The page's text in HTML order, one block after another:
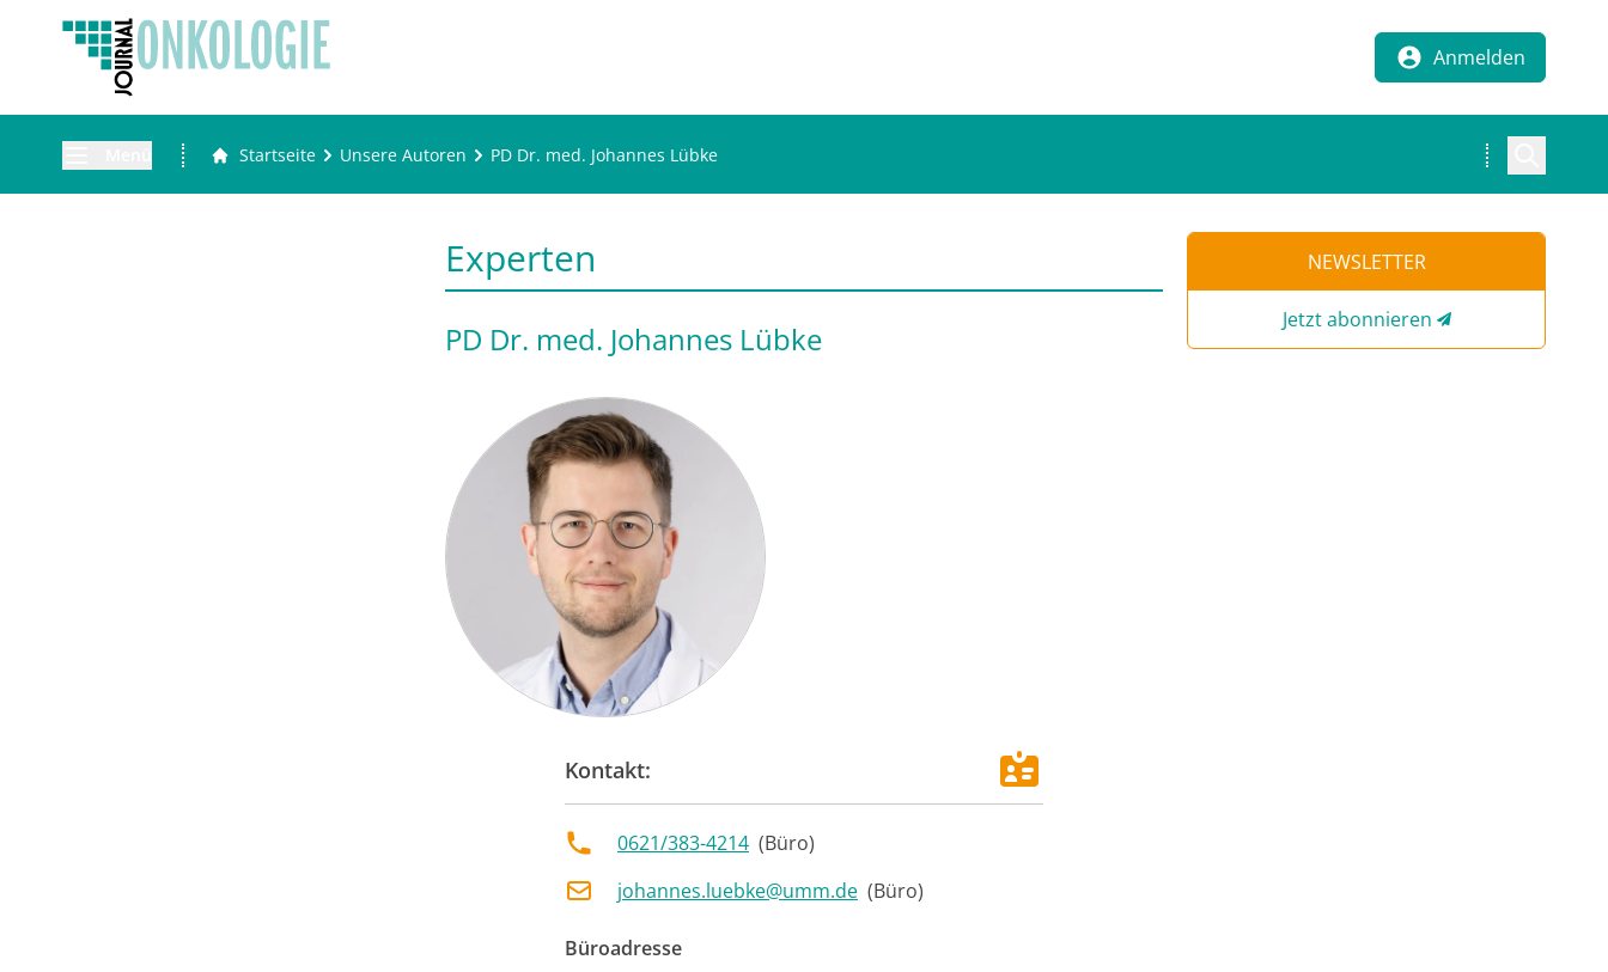
Anmelden
Startseite Unsere Autoren PD Dr. med. Johannes Lübke
Experten
PD Dr. med. Johannes Lübke
Kontakt:
0621/383-4214 (Büro)
johannes.luebke@umm.de (Büro)
Büroadresse
NEWSLETTER
Jetzt abonnieren